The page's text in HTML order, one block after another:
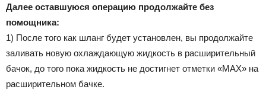
Далее оставшуюся операцию продолжайте без
помощника:
1) После того как шланг будет установлен, вы продолжайте
заливать новую охлаждающую жидкость в расширительный
бачок, до того пока жидкость не достигнет отметки «MAX» на
расширительном бачке.